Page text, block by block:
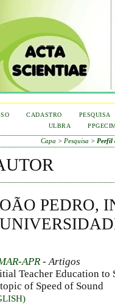
CADASTRO
PESQUISA
ULBRA
Capa > Pesquisa > Perfil
PEDRO,
APR - Artigos
Teacher Education to
of Speed of Sound